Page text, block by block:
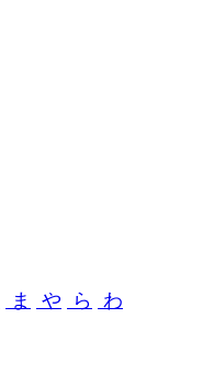
ま や ら わ